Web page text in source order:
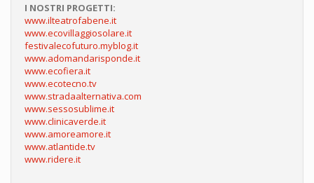
I NOSTRI PROGETTI:
www.ilteatrofabene.it
www.ecovillaggiosolare.it
festivalecofuturo.myblog.it
www.adomandarisponde.it
www.ecofiera.it
www.ecotecno.tv
www.stradaalternativa.com
www.sessosublime.it
www.clinicaverde.it
www.amoreamore.it
www.atlantide.tv
www.ridere.it